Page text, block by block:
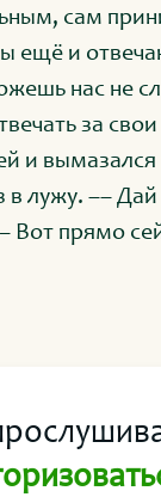
сам
ещё и
нас не
за
и
в лужу. ––
Вот прямо